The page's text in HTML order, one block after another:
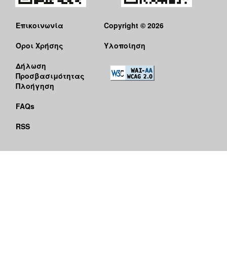
Επικοινωνία
Όροι Χρήσης
Δήλωση
Προσβασιμότητας
Πλοήγηση
FAQs
RSS
Copyright © 2026
Υλοποίηση